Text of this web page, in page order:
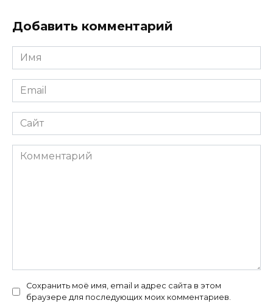
Добавить комментарий
Имя
*
Email
*
Сайт
Комментарий
Сохранить моё имя, email и адрес сайта в этом
браузере для последующих моих комментариев.